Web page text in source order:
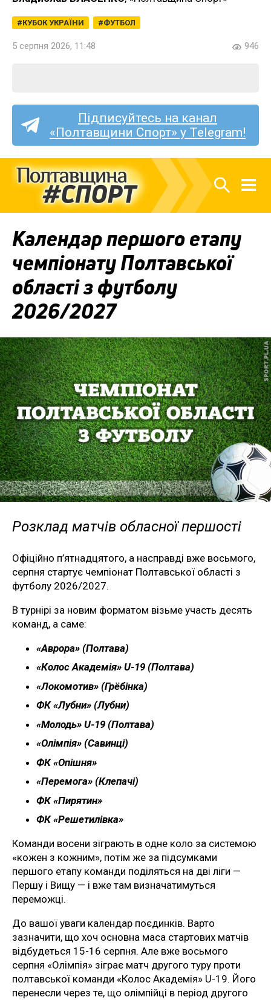
КУБОК УКРАЇНИ ФУТБОЛ
5 серпня 2026, 11:48 946
Підписуйтесь на канал
«Полтавщини Спорт» у Telegram!
Календар першого етапу
чемпіонату Полтавської
області з футболу
2026/2027
Розклад матчів обласної першості
Офіційно п’ятнадцятого, а насправді вже восьмого,
серпня стартує чемпіонат Полтавської області з
футболу 2026/2027.
В турнірі за новим форматом візьме участь десять
команд, а саме:
«Аврора» (Полтава)
«Колос Академія» U-19 (Полтава)
«Локомотив» (Грёбінка)
ФК «Лубни» (Лубни)
«Молодь» U-19 (Полтава)
«Олімпія» (Савинці)
ФК «Опішня»
«Перемога» (Клепачі)
ФК «Пирятин»
ФК «Решетилівка»
Команди восени зіграють в одне коло за системою
«кожен з кожним», потім же за підсумками
першого етапу команди поділяться на дві ліги —
Першу і Вищу — і вже там визначатимуться
переможці.
До вашої уваги календар поєдинків. Варто
зазначити, що хоч основна маса стартових матчів
відбудеться 15-16 серпня. Але вже восьмого
серпня «Олімпія» зіграє матч другого туру проти
полтавської команди «Колос Академія» U-19. Його
перенесли через те, що олімпійці в період другого